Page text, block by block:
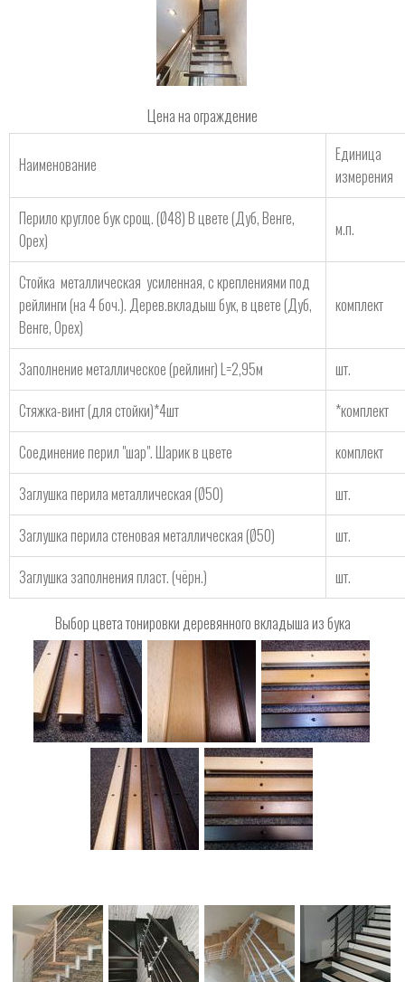
Цена на ограждение
Наименование
Единица
измерения
Перило круглое бук срощ. (Ø48) В цвете (Дуб, Венге,
Орех)
м.п.
Стойка металлическая усиленная, с креплениями под
рейлинги (на 4 боч.). Дерев.вкладыш бук, в цвете (Дуб,
Венге, Орех)
комплект
Заполнение металлическое (рейлинг) L=2,95м
шт.
Стяжка-винт (для стойки)*4шт
*комплект
Соединение перил "шар". Шарик в цвете
комплект
Заглушка перила металлическая (Ø50)
шт.
Заглушка перила стеновая металлическая (Ø50)
шт.
Заглушка заполнения пласт. (чёрн.)
шт.
Выбор цвета тонировки деревянного вкладыша из бука